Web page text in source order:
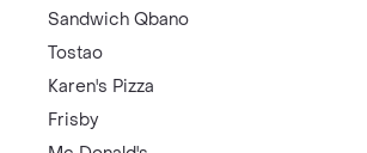
Sandwich Qbano
Tostao
Karen's Pizza
Frisby